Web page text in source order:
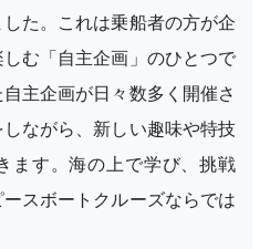
た。これは乗船者の方が企
む「自主企画」のひとつで
主企画が日々数多く開催さ
ながら、新しい趣味や特技
ます。海の上で学び、挑戦
スボートクルーズならでは